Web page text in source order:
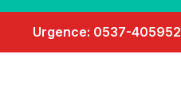
Urgence: 0537-405952